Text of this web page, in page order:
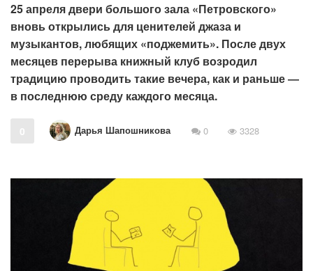
25 апреля двери большого зала «Петровского»
вновь открылись для ценителей джаза и
музыкантов, любящих «поджемить». После двух
месяцев перерыва книжный клуб возродил
традицию проводить такие вечера, как и раньше ―
в последнюю среду каждого месяца.
0 Дарья Шапошникова 0 3328